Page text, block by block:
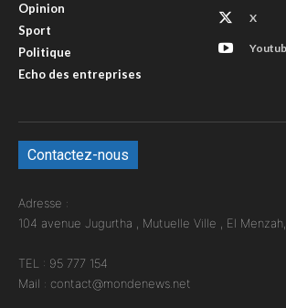
Opinion
Sport
Politique
Echo des entreprises
X
Contactez-nous
Adresse :
104 avenue Jugurtha , Mutuelle Ville , El
TEL : 95 777 154
Mail : contact@mondenews.net